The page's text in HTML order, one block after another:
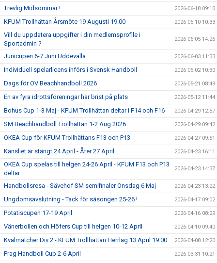
Trevlig Midsommar ! 2026-06-18 09:10
KFUM Trollhättan Årsmöte 19 Augusti 19.00 2026-06-10 10:33
Vill du uppdatera uppgifter i din medlemsprofile i
Sportadmin ?
2026-06-05 14:26
Junicupen 6-7 Juni Uddevalla 2026-06-03 11:33
Individuell spelarlicens införs i Svensk Handboll 2026-06-02 10:30
Dags för OV Beachhandboll 2026 2026-05-21 08:49
En av fyra idrottsföreningar har brist på plats 2026-05-12 11:44
Bohus Cup 1-3 Maj - KFUM Trollhättan deltar i F14 och F16 2026-04-29 12:57
SM Beachhandboll Trollhättan 1-2 Aug 2026 2026-04-29 09:42
OKEA Cup för KFUM Trollhättans F13 och P13 2026-04-27 09:51
Kansliet är stängt 24 April - Åter 27 April 2026-04-23 16:11
OKEA Cup spelas till helgen 24-26 April - KFUM F13 och P13
deltar
2026-04-23 14:37
Handbollsresa - Sävehof SM semifinaler Onsdag 6 Maj 2026-04-23 13:22
Ungdomsavslutning - Tack för säsongen 25-26 ! 2026-04-17 09:02
Potatiscupen 17-19 April 2026-04-16 08:29
Vänerbollen och Höfers Cup till helgen 10-12 April 2026-04-10 09:40
Kvalmatcher Div 2 - KFUM Trollhättan Herrlag 13 April 19.00 2026-04-08 12:20
Prag Handboll Cup 2-6 April 2026-03-31 10:21